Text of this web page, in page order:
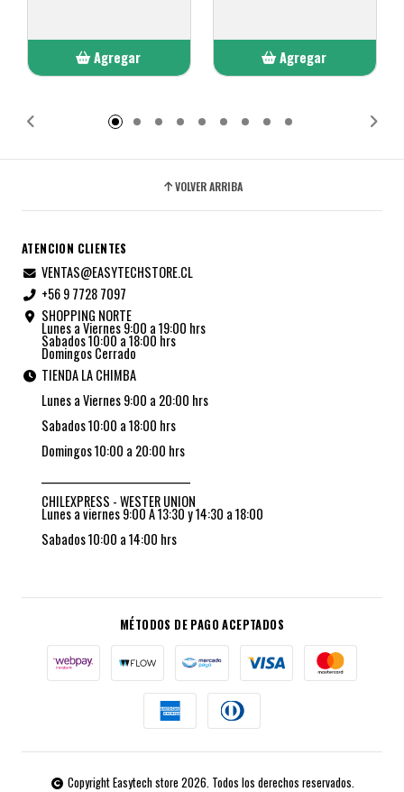
Agregar
Agregar
VOLVER ARRIBA
ATENCION CLIENTES
VENTAS@EASYTECHSTORE.CL
+56 9 7728 7097
SHOPPING NORTE
Lunes a Viernes 9:00 a 19:00 hrs
Sabados 10:00 a 18:00 hrs
Domingos Cerrado
TIENDA LA CHIMBA
Lunes a Viernes 9:00 a 20:00 hrs
Sabados 10:00 a 18:00 hrs
Domingos 10:00 a 20:00 hrs
CHILEXPRESS - WESTER UNION
Lunes a viernes 9:00 A 13:30 y 14:30 a 18:00
Sabados 10:00 a 14:00 hrs
MÉTODOS DE PAGO ACEPTADOS
Copyright Easytech store 2026. Todos los derechos reservados.